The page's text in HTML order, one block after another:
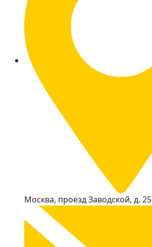
Москва, проезд Заводской, д. 25